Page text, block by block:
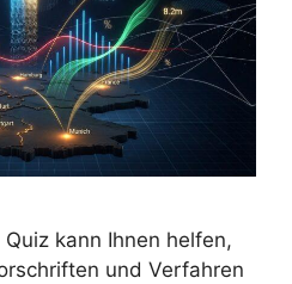
Quiz kann Ihnen helfen,
und Verfahren